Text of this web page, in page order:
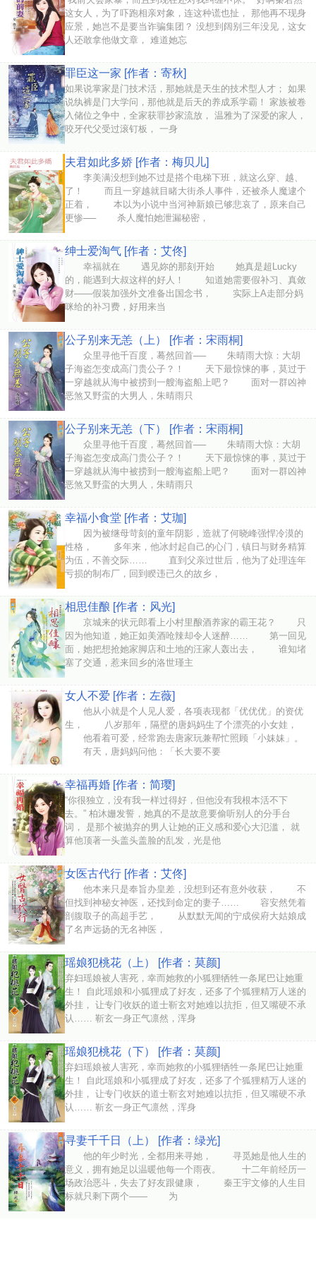
这女人，为了吓跑相亲对象，连这种谎也扯， 那他再不现身
应景，她岂不是要当诈骗集团？ 没想到阔别三年没见，这女
人还敢拿他做文章， 难道她忘
罪臣这一家 [作者：寄秋]
如果说掌家是门技术活，那她就是天生的技术型人才； 如果
说纨裤是门大学问，那他就是后天的养成系学霸！ 家族被卷
入储位之争中，全家获罪抄家流放， 温雅为了深爱的家人，
咬牙代父受过滚钉板， 一身
夫君如此多娇 [作者：梅贝儿]
李美满没想到她不过是搭个电梯下班，就这么穿、越、
了！ 而且一穿越就目睹大街杀人事件，还被杀人魔逮个
正着， 本以为小说中当河神新娘已够悲哀了，原来自己
更惨── 杀人魔怕她泄漏秘密，
绅士爱淘气 [作者：艾佟]
幸福就在 遇见妳的那刻开始 她真是超Lucky
的，能遇到大叔这样的好人！ 知道她需要假补习、真敛
财——假装加强外文准备出国念书， 实际上A走部分妈
咪给的补习费，好用来当
公子别来无恙（上） [作者：宋雨桐]
众里寻他千百度，蓦然回首── 朱晴雨大惊：大胡
子海盗怎变成高门贵公子？！ 天下最惊悚的事，莫过于
一穿越就从海中被捞到一艘海盗船上吧？ 面对一群凶神
恶煞又野蛮的大男人，朱晴雨只
公子别来无恙（下） [作者：宋雨桐]
众里寻他千百度，蓦然回首── 朱晴雨大惊：大胡
子海盗怎变成高门贵公子？！ 天下最惊悚的事，莫过于
一穿越就从海中被捞到一艘海盗船上吧？ 面对一群凶神
恶煞又野蛮的大男人，朱晴雨只
幸福小食堂 [作者：艾珈]
因为被继母苛刻的童年阴影，造就了何晓峰强悍冷漠的
性格， 多年来，他冰封起自己的心门，镇日与财务精算
为伍，不善交际…… 直到父亲过世后，他为了处理连年
亏损的制布厂，回到睽违已久的故乡，
相思佳酿 [作者：风光]
京城来的状元郎看上小村里酿酒养家的霸王花？ 只
因为他知道，她正如美酒呛辣却令人迷醉…… 第一回见
面，她把想抢她家脚店和土地的汪家人轰出去， 谁知堵
塞了交通，惹来回乡的洛世瑾主
女人不爱 [作者：左薇]
他从小就是个人见人爱，各项表现都「优优优」的资优
生， 八岁那年，隔壁的唐妈妈生了个漂亮的小女娃，
他看着可爱，经常跑去唐家玩兼帮忙照顾「小妹妹」。
有天，唐妈妈问他：「长大要不要
幸福再婚 [作者：简璎]
“你很独立，没有我一样过得好，但他没有我根本活不下
去。” 柏沐姗发誓，她真的不是故意要偷听别人的分手台
词， 是那个被抛弃的男人让她的正义感和爱心大氾滥， 就
算他顶著一头盖头盖脸的乱发，光是他
女医古代行 [作者：艾佟]
他本来只是奉旨办皇差，没想到还有意外收获， 不
但找到神秘女神医，还找到命定的妻子…… 容安然凭着
剖腹取子的高超手艺， 从默默无闻的宁成侯府大姑娘成
了名声远扬的无名神医，
瑶娘犯桃花（上） [作者：莫颜]
弃妇瑶娘被人害死，幸而她救的小狐狸牺牲一条尾巴让她重
生！ 自此瑶娘和小狐狸成了好友，还多了个狐狸精万人迷的
外挂， 让专门收妖的道士靳玄对她难以抗拒，但又嘴硬不承
认…… 靳玄一身正气凛然，浑身
瑶娘犯桃花（下） [作者：莫颜]
弃妇瑶娘被人害死，幸而她救的小狐狸牺牲一条尾巴让她重
生！ 自此瑶娘和小狐狸成了好友，还多了个狐狸精万人迷的
外挂， 让专门收妖的道士靳玄对她难以抗拒，但又嘴硬不承
认…… 靳玄一身正气凛然，浑身
寻妻千千日（上） [作者：绿光]
他的年少时光，全都用来寻她， 寻觅她是他人生的
意义，拥有她足以温暖他每一个雨夜。 十二年前经历一
场政治恶斗，失去了好友跟健康， 秦王宇文修的人生目
标就只剩下两个—— 为